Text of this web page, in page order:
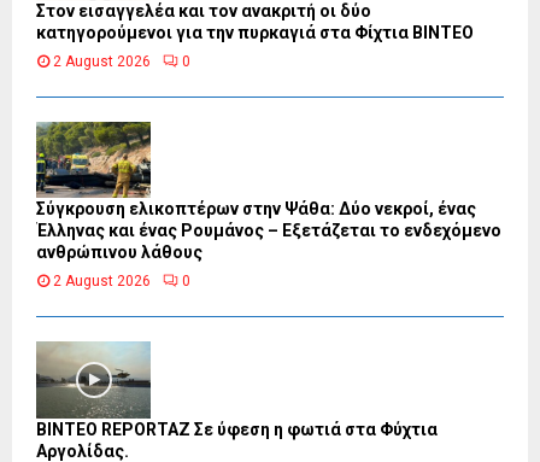
Στον εισαγγελέα και τον ανακριτή οι δύο
κατηγορούμενοι για την πυρκαγιά στα Φίχτια ΒΙΝΤΕΟ
2 August 2026 0
Σύγκρουση ελικοπτέρων στην Ψάθα: Δύο νεκροί, ένας
Έλληνας και ένας Ρουμάνος – Εξετάζεται το ενδεχόμενο
ανθρώπινου λάθους
2 August 2026 0
BINTEO REPORTAZ Σε ύφεση η φωτιά στα Φύχτια
Αργολίδας.